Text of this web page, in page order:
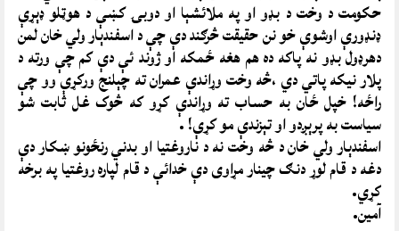
حکومت د وخت د بډو او په ملائشېا او دوبۍ کښې د هوټلو ډېړې
ډنډورې اوشوې خو نن حقيقت څرګند دې چې د اسفندېار ولي خان لمن
دهرډول بډو نه پاکه ده هم هغه ځمکه او ژوند ئې دې کم چې ورته د
پلار نيکه پاتي دي ،څه وخت وړاندې عمران ته چېلنج ورکړې وو چې
راځه! خپل ځان به حساب ته وړاندې کړو که څوک غل ثابت شو
سياست به پرېږدو او تېزندې مو کړې! .
اسفندېار ولي خان د څه وخت نه د ناروغتيا او بدني رنځونو ښکار دې
دغه د قام لوړ دنګ چينار مړاوی دې خدائې د قام لپاره روغتيا په برخه
کړي.
آمين.